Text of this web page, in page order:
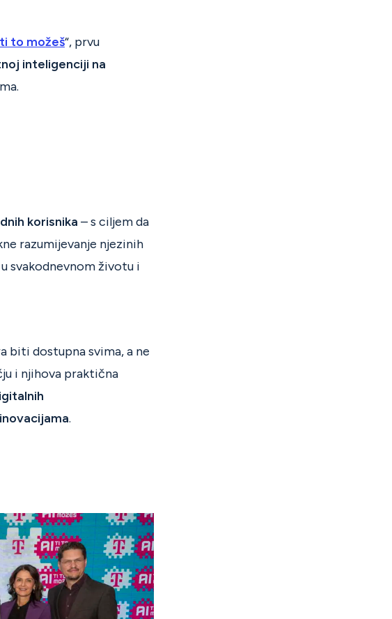
to možeš“, prvu
inteligenciji na
korisnika – s ciljem da
razumijevanje njezinih
svakodnevnom životu i
biti dostupna svima, a ne
i njihova praktična
.